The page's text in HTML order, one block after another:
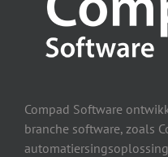
Compad Software
branche software, zoals